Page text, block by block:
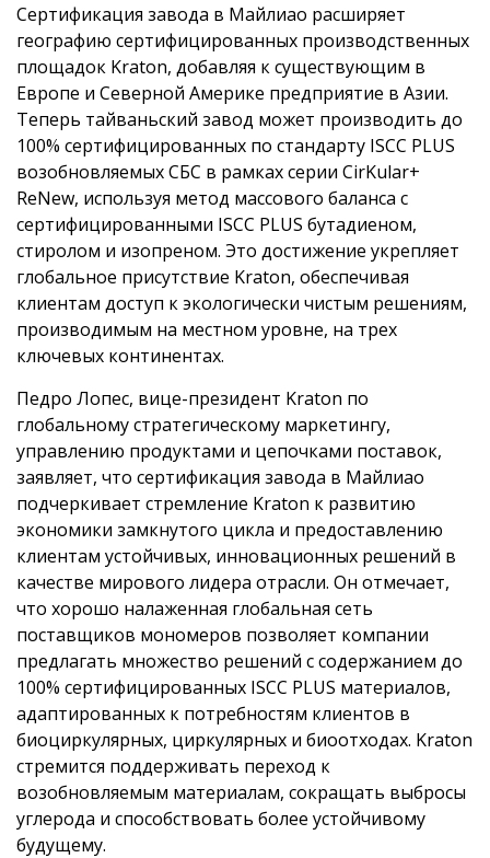
Сертификация завода в Майлиао расширяет
географию сертифицированных производственных
площадок Kraton, добавляя к существующим в
Европе и Северной Америке предприятие в Азии.
Теперь тайваньский завод может производить до
100% сертифицированных по стандарту ISCC PLUS
возобновляемых СБС в рамках серии CirKular+
ReNew, используя метод массового баланса с
сертифицированными ISCC PLUS бутадиеном,
стиролом и изопреном. Это достижение укрепляет
глобальное присутствие Kraton, обеспечивая
клиентам доступ к экологически чистым решениям,
производимым на местном уровне, на трех
ключевых континентах.
Педро Лопес, вице-президент Kraton по
глобальному стратегическому маркетингу,
управлению продуктами и цепочками поставок,
заявляет, что сертификация завода в Майлиао
подчеркивает стремление Kraton к развитию
экономики замкнутого цикла и предоставлению
клиентам устойчивых, инновационных решений в
качестве мирового лидера отрасли. Он отмечает,
что хорошо налаженная глобальная сеть
поставщиков мономеров позволяет компании
предлагать множество решений с содержанием до
100% сертифицированных ISCC PLUS материалов,
адаптированных к потребностям клиентов в
биоциркулярных, циркулярных и биоотходах. Kraton
стремится поддерживать переход к
возобновляемым материалам, сокращать выбросы
углерода и способствовать более устойчивому
будущему.